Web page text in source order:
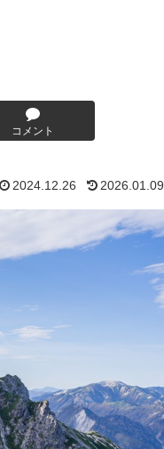
コメント
2024.12.26 2026.01.09